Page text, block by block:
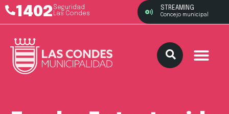
1402 Seguridad
Las Condes
STREAMING
Concejo municipal